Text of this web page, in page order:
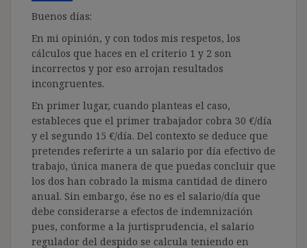
Buenos días:
En mi opinión, y con todos mis respetos, los
cálculos que haces en el criterio 1 y 2 son
incorrectos y por eso arrojan resultados
incongruentes.
En primer lugar, cuando planteas el caso,
estableces que el primer trabajador cobra 30 €/día
y el segundo 15 €/día. Del contexto se deduce que
pretendes referirte a un salario por día efectivo de
trabajo, única manera de que puedas concluir que
los dos han cobrado la misma cantidad de dinero
anual. Sin embargo, ése no es el salario/día que
debe considerarse a efectos de indemnización
pues, conforme a la jurtisprudencia, el salario
regulador del despido se calcula teniendo en